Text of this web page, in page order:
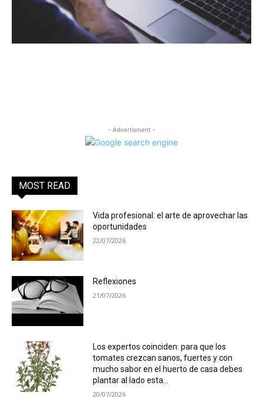
- Advertisment -
MOST READ
Vida profesional: el arte de aprovechar las
oportunidades
22/07/2026
Reflexiones
21/07/2026
Los expertos coinciden: para que los
tomates crezcan sanos, fuertes y con
mucho sabor en el huerto de casa debes
plantar al lado esta...
20/07/2026